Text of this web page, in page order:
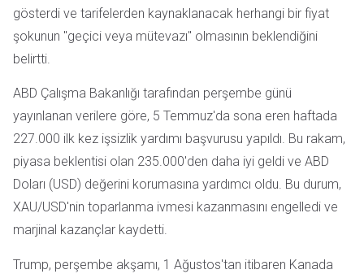
gösterdi ve tarifelerden kaynaklanacak herhangi bir fiyat
şokunun "geçici veya mütevazı" olmasının beklendiğini
belirtti.
ABD Çalışma Bakanlığı tarafından perşembe günü
yayınlanan verilere göre, 5 Temmuz'da sona eren haftada
227.000 ilk kez işsizlik yardımı başvurusu yapıldı. Bu rakam,
piyasa beklentisi olan 235.000'den daha iyi geldi ve ABD
Doları (USD) değerini korumasına yardımcı oldu. Bu durum,
XAU/USD'nin toparlanma ivmesi kazanmasını engelledi ve
marjinal kazançlar kaydetti.
Trump, perşembe akşamı, 1 Ağustos'tan itibaren Kanada